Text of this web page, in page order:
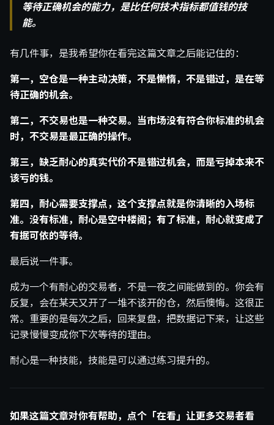
等待正确机会的能力，是比任何技术指标都值钱的技
能。
有几件事，是我希望你在看完这篇文章之后能记住的：
第一，空仓是一种主动决策，不是懒惰，不是错过，是在等
待正确的机会。
第二，不交易也是一种交易。当市场没有符合你标准的机会
时，不交易是最正确的操作。
第三，缺乏耐心的真实代价不是错过机会，而是亏掉本来不
该亏的钱。
第四，耐心需要支撑点，这个支撑点就是你清晰的入场标
准。没有标准，耐心是空中楼阁；有了标准，耐心就变成了
有据可依的等待。
最后说一件事。
成为一个有耐心的交易者，不是一夜之间能做到的。你会有
反复，会在某天又开了一堆不该开的仓，然后懊悔。这很正
常。重要的是每次之后，回来复盘，把数据记下来，让这些
记录慢慢变成你下次等待的理由。
耐心是一种技能，技能是可以通过练习提升的。
如果这篇文章对你有帮助，点个「在看」让更多交易者看